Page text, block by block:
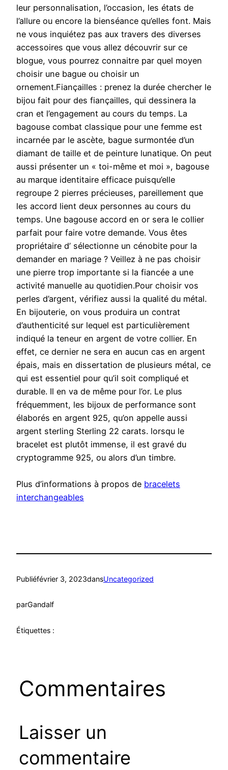
leur personnalisation, l’occasion, les états de
l’allure ou encore la bienséance qu’elles font. Mais
ne vous inquiétez pas aux travers des diverses
accessoires que vous allez découvrir sur ce
blogue, vous pourrez connaitre par quel moyen
choisir une bague ou choisir un
ornement.Fiançailles : prenez la durée chercher le
bijou fait pour des fiançailles, qui dessinera la
cran et l’engagement au cours du temps. La
bagouse combat classique pour une femme est
incarnée par le ascète, bague surmontée d’un
diamant de taille et de peinture lunatique. On peut
aussi présenter un « toi-même et moi », bagouse
au marque identitaire efficace puisqu’elle
regroupe 2 pierres précieuses, pareillement que
les accord lient deux personnes au cours du
temps. Une bagouse accord en or sera le collier
parfait pour faire votre demande. Vous êtes
propriétaire d’ sélectionne un cénobite pour la
demander en mariage ? Veillez à ne pas choisir
une pierre trop importante si la fiancée a une
activité manuelle au quotidien.Pour choisir vos
perles d’argent, vérifiez aussi la qualité du métal.
En bijouterie, on vous produira un contrat
d’authenticité sur lequel est particulièrement
indiqué la teneur en argent de votre collier. En
effet, ce dernier ne sera en aucun cas en argent
épais, mais en dissertation de plusieurs métal, ce
qui est essentiel pour qu’il soit compliqué et
durable. Il en va de même pour l’or. Le plus
fréquemment, les bijoux de performance sont
élaborés en argent 925, qu’on appelle aussi
argent sterling Sterling 22 carats. lorsqu le
bracelet est plutôt immense, il est gravé du
cryptogramme 925, ou alors d’un timbre.
Plus d’informations à propos de bracelets
interchangeables
Publiéfévrier 3, 2023dansUncategorized
parGandalf
Étiquettes :
Commentaires
Laisser un
commentaire